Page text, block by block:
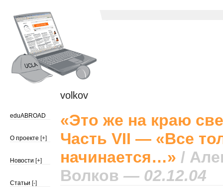
volkov
eduABROAD
О проекте [+]
Новости [+]
Статьи [-]
«Это же на краю
Часть VII — «Все
начинается…» /
Волков — 02.12.04